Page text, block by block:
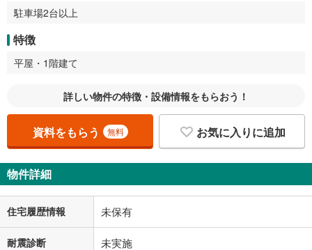
駐車場2台以上
特徴
平屋・1階建て
詳しい物件の特徴・設備情報をもらおう！
資料をもらう 無料 お気に入りに追加
物件詳細
住宅履歴情報 未保有
耐震診断 未実施